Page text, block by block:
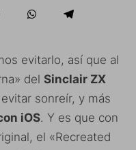
evitarlo, así que al
del Sinclair ZX
sonreír, y más
iOS. Y es que con
el «Recreated